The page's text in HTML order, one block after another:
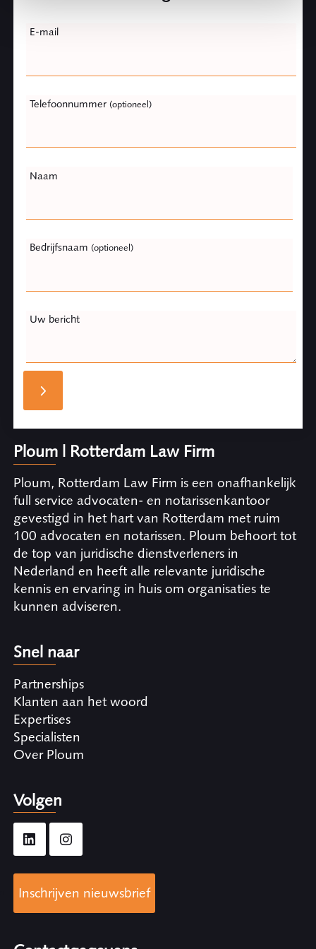
this
E-mail
Telefoonnummer (optioneel)
Naam
Bedrijfsnaam (optioneel)
Uw bericht
Ploum | Rotterdam Law Firm
Ploum, Rotterdam Law Firm is een onafhankelijk
full service advocaten- en notarissenkantoor
gevestigd in het hart van Rotterdam met ruim
100 advocaten en notarissen. Ploum behoort tot
de top van juridische dienstverleners in
Nederland en heeft alle relevante juridische
kennis en ervaring in huis om organisaties te
kunnen adviseren.
Snel naar
Partnerships
Klanten aan het woord
Expertises
Specialisten
Over Ploum
Volgen
Inschrijven nieuwsbrief